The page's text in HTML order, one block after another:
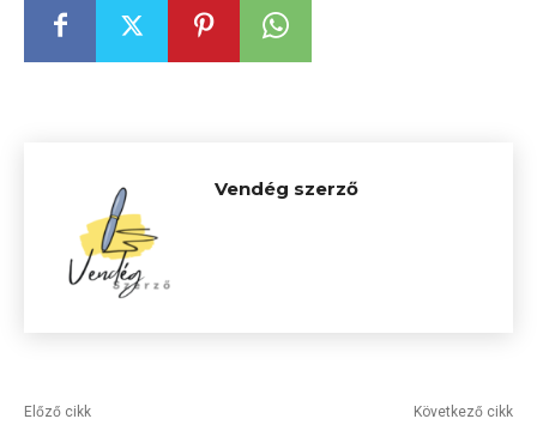
Vendég szerző
Előző cikk Következő cikk